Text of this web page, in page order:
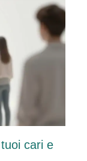
cari e